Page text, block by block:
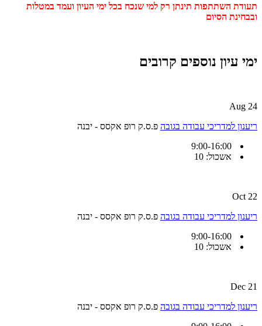
תעודת השתתפות תינתן רק למי שנכח בכל ימי העיון ועמד במטלות
ובבחינת הסיום
ימי עיון נוספים קרובים
24 Aug
ריענון למדריכי עבודה בגובה פ.ס.ק רופ אקסס - יבנה
אשכול: 10
22 Oct
ריענון למדריכי עבודה בגובה פ.ס.ק רופ אקסס - יבנה
אשכול: 10
21 Dec
ריענון למדריכי עבודה בגובה פ.ס.ק רופ אקסס - יבנה